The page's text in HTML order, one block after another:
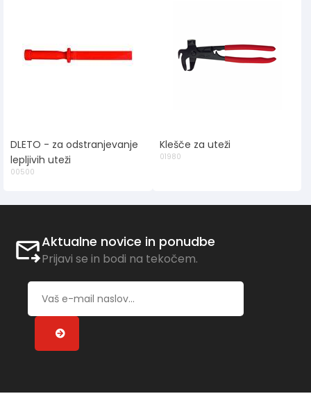
DLETO - za odstranjevanje
lepljivih uteži
00500
Klešče za uteži
01980
Aktualne novice in ponudbe
Prijavi se in bodi na tekočem.